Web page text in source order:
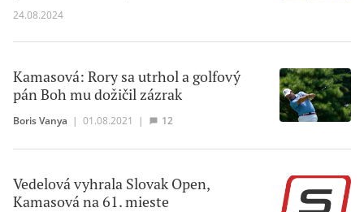
24.08.2024
Kamasová: Rory sa utrhol a golfový
pán Boh mu dožičil zázrak
Boris Vanya | 01.08.2021 | 12
Vedelová vyhrala Slovak Open,
Kamasová na 61. mieste